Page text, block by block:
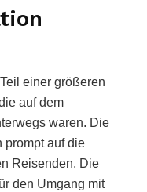
einer größeren
auf dem
waren. Die
prompt auf die
Reisenden. Die
den Umgang mit